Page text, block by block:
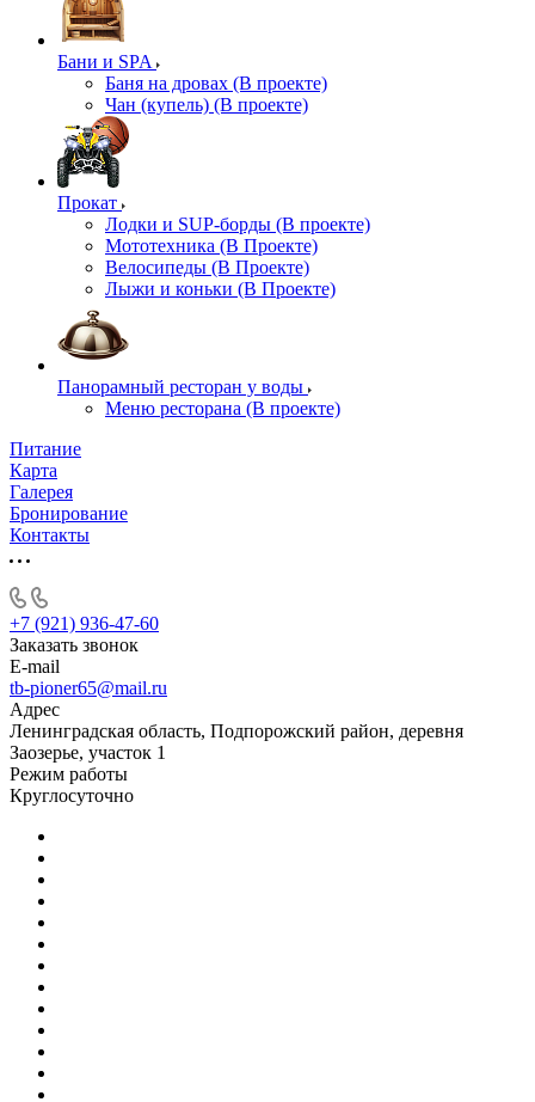
Бани и SPA
Баня на дровах (В проекте)
Чан (купель) (В проекте)
Прокат
Лодки и SUP-борды (В проекте)
Мототехника (В Проекте)
Велосипеды (В Проекте)
Лыжи и коньки (В Проекте)
Панорамный ресторан у воды
Меню ресторана (В проекте)
Питание
Карта
Галерея
Бронирование
Контакты
+7 (921) 936-47-60
Заказать звонок
E-mail
tb-pioner65@mail.ru
Адрес
Ленинградская область, Подпорожский район, деревня
Заозерье, участок 1
Режим работы
Круглосуточно